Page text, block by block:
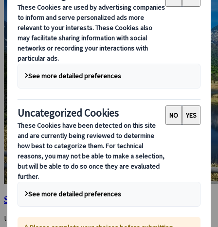
Shiretoko-Nationalpark
Unberührte Natur, wilde Bären und Walbeobachtung in Nordjapan